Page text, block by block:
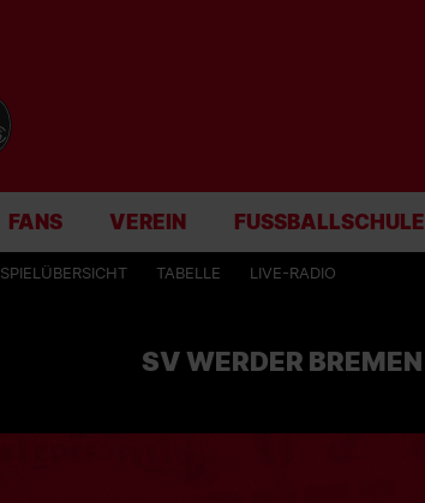
FANS VEREIN FUSSBALLSCHULE
SPIELÜBERSICHT TABELLE LIVE-RADIO
SV WERDER BREMEN